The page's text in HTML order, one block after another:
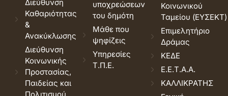
Διεύθυνση
Καθαριότητας
&
Ανακύκλωσης
Διεύθυνση
Κοινωνικής
Προστασίας,
Παιδείας και
υποχρεώσεων
του δημότη
Μάθε που
ψηφίζεις
Υπηρεσίες
Τ.Π.Ε.
Κοινωνικού
Ταμείου (ΕΥΣΕΚΤ)
Επιμελητήριο
Δράμας
ΚΕΔΕ
Ε.Ε.Τ.Α.Α.
ΚΑΛΛΙΚΡΑΤΗΣ